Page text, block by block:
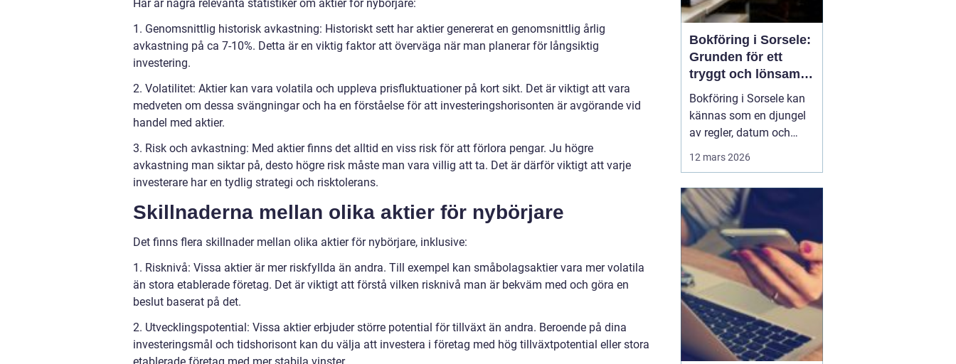
Här är några relevanta statistiker om aktier för nybörjare:
1. Genomsnittlig historisk avkastning: Historiskt sett har aktier genererat en genomsnittlig årlig
avkastning på ca 7-10%. Detta är en viktig faktor att överväga när man planerar för långsiktig
investering.
2. Volatilitet: Aktier kan vara volatila och uppleva prisfluktuationer på kort sikt. Det är viktigt att vara
medveten om dessa svängningar och ha en förståelse för att investeringshorisonten är avgörande vid
handel med aktier.
3. Risk och avkastning: Med aktier finns det alltid en viss risk för att förlora pengar. Ju högre
avkastning man siktar på, desto högre risk måste man vara villig att ta. Det är därför viktigt att varje
investerare har en tydlig strategi och risktolerans.
Skillnaderna mellan olika aktier för nybörjare
Det finns flera skillnader mellan olika aktier för nybörjare, inklusive:
1. Risknivå: Vissa aktier är mer riskfyllda än andra. Till exempel kan småbolagsaktier vara mer volatila
än stora etablerade företag. Det är viktigt att förstå vilken risknivå man är bekväm med och göra en
beslut baserat på det.
2. Utvecklingspotential: Vissa aktier erbjuder större potential för tillväxt än andra. Beroende på dina
investeringsmål och tidshorisont kan du välja att investera i företag med hög tillväxtpotential eller stora
Bokföring i Sorsele:
Grunden för ett
tryggt och lönsamt
företag
Bokföring i Sorsele kan
kännas som en djungel
av regler, datum och
siffrorna är i ordning får
företagaren en tydlig bild
av hur verksamh...
12 mars 2026